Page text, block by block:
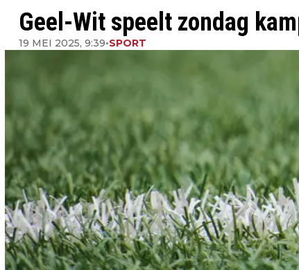
Geel-Wit speelt zondag
19 MEI 2025, 9:39•SPORT